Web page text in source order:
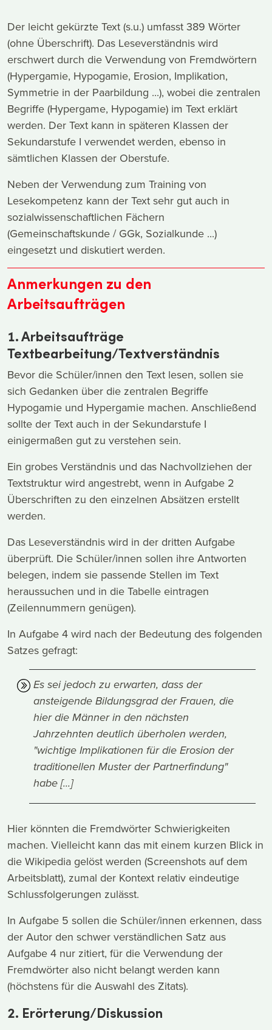
Der leicht gekürzte Text (s.u.) umfasst 389 Wörter
(ohne Überschrift). Das Leseverständnis wird
erschwert durch die Verwendung von Fremdwörtern
(Hypergamie, Hypogamie, Erosion, Implikation,
Symmetrie in der Paarbildung ...), wobei die zentralen
Begriffe (Hypergame, Hypogamie) im Text erklärt
werden. Der Text kann in späteren Klassen der
Sekundarstufe I verwendet werden, ebenso in
sämtlichen Klassen der Oberstufe.
Neben der Verwendung zum Training von
Lesekompetenz kann der Text sehr gut auch in
sozialwissenschaftlichen Fächern
(Gemeinschaftskunde / GGk, Sozialkunde ...)
eingesetzt und diskutiert werden.
Anmerkungen zu den
Arbeitsaufträgen
1. Arbeitsaufträge
Textbearbeitung/Textverständnis
Bevor die Schüler/innen den Text lesen, sollen sie
sich Gedanken über die zentralen Begriffe
Hypogamie und Hypergamie machen. Anschließend
sollte der Text auch in der Sekundarstufe I
einigermaßen gut zu verstehen sein.
Ein grobes Verständnis und das Nachvollziehen der
Textstruktur wird angestrebt, wenn in Aufgabe 2
Überschriften zu den einzelnen Absätzen erstellt
werden.
Das Leseverständnis wird in der dritten Aufgabe
überprüft. Die Schüler/innen sollen ihre Antworten
belegen, indem sie passende Stellen im Text
heraussuchen und in die Tabelle eintragen
(Zeilennummern genügen).
In Aufgabe 4 wird nach der Bedeutung des folgenden
Satzes gefragt:
Es sei jedoch zu erwarten, dass der
ansteigende Bildungsgrad der Frauen, die
hier die Männer in den nächsten
Jahrzehnten deutlich überholen werden,
"wichtige Implikationen für die Erosion der
traditionellen Muster der Partnerfindung"
habe [...]
Hier könnten die Fremdwörter Schwierigkeiten
machen. Vielleicht kann das mit einem kurzen Blick in
die Wikipedia gelöst werden (Screenshots auf dem
Arbeitsblatt), zumal der Kontext relativ eindeutige
Schlussfolgerungen zulässt.
In Aufgabe 5 sollen die Schüler/innen erkennen, dass
der Autor den schwer verständlichen Satz aus
Aufgabe 4 nur zitiert, für die Verwendung der
Fremdwörter also nicht belangt werden kann
(höchstens für die Auswahl des Zitats).
2. Erörterung/Diskussion